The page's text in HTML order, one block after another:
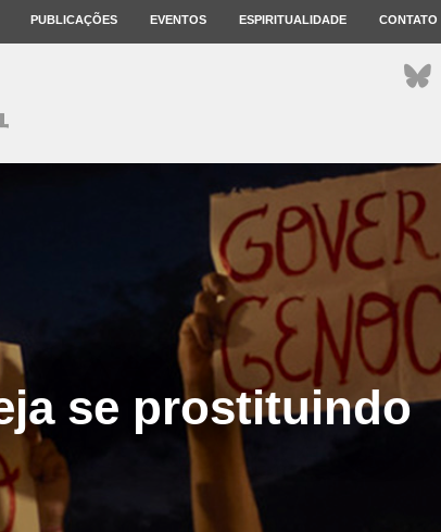
PUBLICAÇÕES EVENTOS ESPIRITUALIDADE CONTATO
se prostituindo